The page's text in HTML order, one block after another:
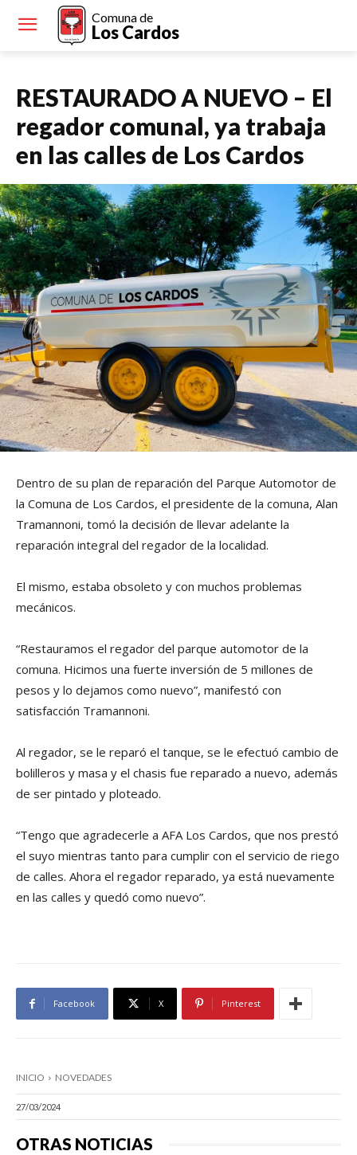
Comuna de
Los Cardos
RESTAURADO A NUEVO – El
regador comunal, ya trabaja
en las calles de Los Cardos
Dentro de su plan de reparación del Parque Automotor de
la Comuna de Los Cardos, el presidente de la comuna, Alan
Tramannoni, tomó la decisión de llevar adelante la
reparación integral del regador de la localidad.
El mismo, estaba obsoleto y con muchos problemas
mecánicos.
“Restauramos el regador del parque automotor de la
comuna. Hicimos una fuerte inversión de 5 millones de
pesos y lo dejamos como nuevo”, manifestó con
satisfacción Tramannoni.
Al regador, se le reparó el tanque, se le efectuó cambio de
bolilleros y masa y el chasis fue reparado a nuevo, además
de ser pintado y ploteado.
“Tengo que agradecerle a AFA Los Cardos, que nos prestó
el suyo mientras tanto para cumplir con el servicio de riego
de calles. Ahora el regador reparado, ya está nuevamente
en las calles y quedó como nuevo”.
Facebook X Pinterest
INICIO NOVEDADES
27/03/2024
OTRAS NOTICIAS